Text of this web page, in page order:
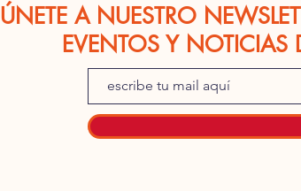
ÚNETE A NUESTRO
EVENTOS Y